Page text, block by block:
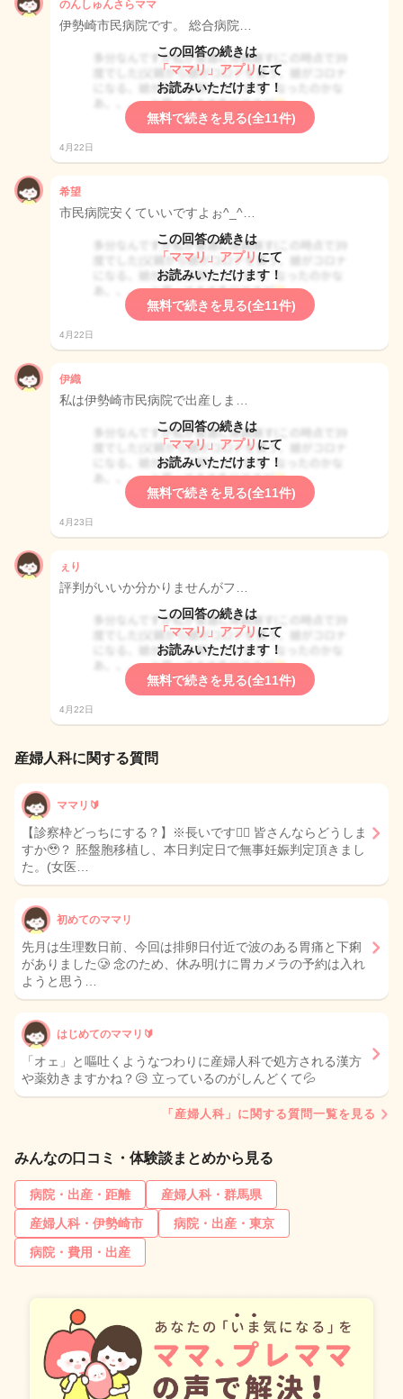
のんしゅんさらママ
伊勢崎市民病院です。 総合病院…
この回答の続きは
「ママリ」アプリ にて
お読みいただけます！
無料で続きを見る(全11件)
4月22日
希望
市民病院安くていいですよぉ^_^…
この回答の続きは
「ママリ」アプリ にて
お読みいただけます！
無料で続きを見る(全11件)
4月22日
伊織
私は伊勢崎市民病院で出産しま…
この回答の続きは
「ママリ」アプリ にて
お読みいただけます！
無料で続きを見る(全11件)
4月23日
ぇり
評判がいいか分かりませんがフ…
この回答の続きは
「ママリ」アプリ にて
お読みいただけます！
無料で続きを見る(全11件)
4月22日
産婦人科に関する質問
ママリ🔰
【診察枠どっちにする？】※長いです🙇‍♀️ 皆さんならどうしま
すか🥹？ 胚盤胞移植し、本日判定日で無事妊娠判定頂きまし
た。(女医…
初めてのママリ
先月は生理数日前、今回は排卵日付近で波のある胃痛と下痢
がありました🥲 念のため、休み明けに胃カメラの予約は入れ
ようと思う…
はじめてのママリ🔰
「オェ」と嘔吐くようなつわりに産婦人科で処方される漢方
や薬効きますかね？😥 立っているのがしんどくて💦
「産婦人科」に関する質問一覧を見る
みんなの口コミ・体験談まとめから見る
病院・出産・距離
産婦人科・群馬県
産婦人科・伊勢崎市
病院・出産・東京
病院・費用・出産